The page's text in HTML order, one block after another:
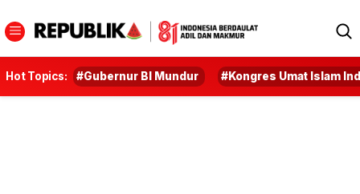
Hot Topics: #Gubernur BI Mundur #Kongres Umat Islam